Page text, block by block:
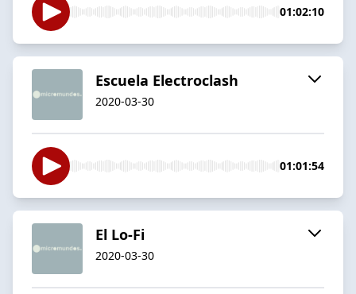
01:02:10
Escuela Electroclash
2020-03-30
01:01:54
El Lo-Fi
2020-03-30